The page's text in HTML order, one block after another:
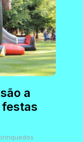
a